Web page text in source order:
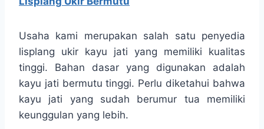
Usaha kami merupakan salah satu penyedia
lisplang ukir kayu jati yang memiliki kualitas
tinggi. Bahan dasar yang digunakan adalah
kayu jati bermutu tinggi. Perlu diketahui bahwa
kayu jati yang sudah berumur tua memiliki
keunggulan yang lebih.